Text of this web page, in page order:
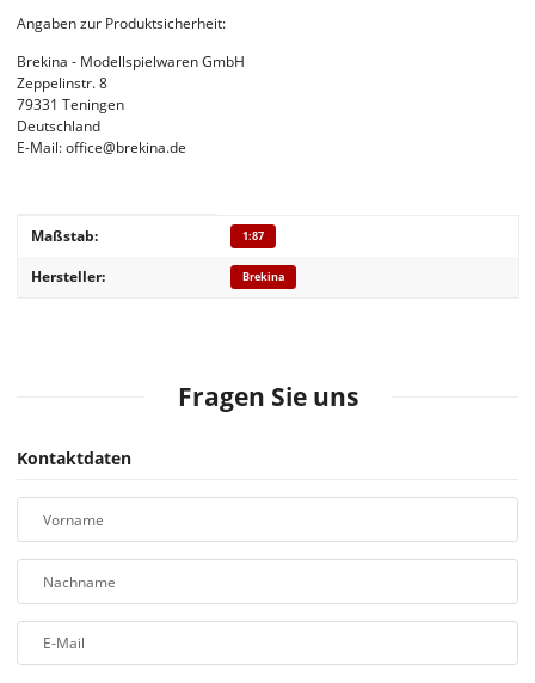
Angaben zur Produktsicherheit:
Brekina - Modellspielwaren GmbH
Zeppelinstr. 8
79331 Teningen
Deutschland
E-Mail: office@brekina.de
Produkteigenschaft
Wert
Maßstab: 1:87
Hersteller: Brekina
Fragen Sie uns
Kontaktdaten
Vorname
Nachname
E-Mail